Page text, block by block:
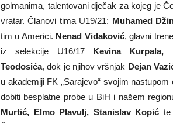
golmanima, talentovani dječak za kojeg je
vratar. Članovi tima U19/21: Muhamed
tim u Americi. Nenad Vidaković, glavni
iz selekcije U16/17 Kevina Kurpala,
Teodosića, dok je njihov vršnjak Dejan
u akademiji FK „Sarajevo“ svojim
dobiti besplatne probe u BiH i našem
Murtić, Elmo Plavulj, Stanislav Kopić